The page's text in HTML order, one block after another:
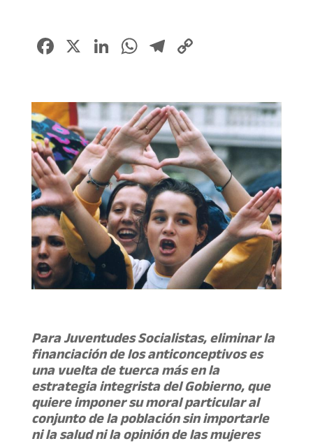
Facebook
X LinkedIn
WhatsApp
Telegram
Para Juventudes Socialistas, eliminar la
financiación de los anticonceptivos es
una vuelta de tuerca más en la
estrategia integrista del Gobierno, que
quiere imponer su moral particular al
conjunto de la población sin importarle
ni la salud ni la opinión de las mujeres